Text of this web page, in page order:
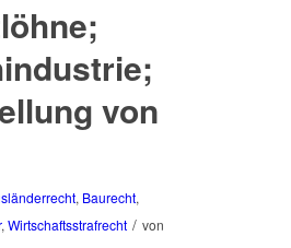
von
, Baurecht,
, Wirtschaftsstrafrecht / von